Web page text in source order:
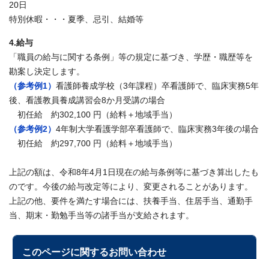
20日
特別休暇・・・夏季、忌引、結婚等
4.給与
「職員の給与に関する条例」等の規定に基づき、学歴・職歴等を
勘案し決定します。
（参考例1） 看護師養成学校（3年課程）卒看護師で、臨床実務5年
後、看護教員養成講習会8か月受講の場合
初任給 約302,100 円（給料＋地域手当）
（参考例2） 4年制大学看護学部卒看護師で、臨床実務3年後の場合
初任給 約297,700 円（給料＋地域手当）
上記の額は、令和8年4月1日現在の給与条例等に基づき算出したも
のです。今後の給与改定等により、変更されることがあります。
上記の他、要件を満たす場合には、扶養手当、住居手当、通勤手
当、期末・勤勉手当等の諸手当が支給されます。
このページに関するお問い合わせ